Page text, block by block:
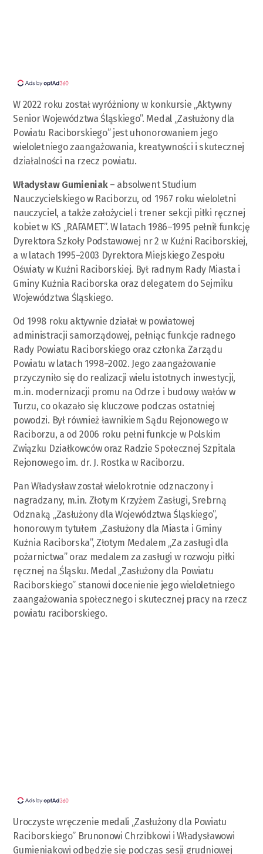
W 2022 roku został wyróżniony w konkursie „Aktywny
Senior Województwa Śląskiego”. Medal „Zasłużony dla
Powiatu Raciborskiego” jest uhonorowaniem jego
wieloletniego zaangażowania, kreatywności i skutecznej
działalności na rzecz powiatu.
Władysław Gumieniak– absolwent Studium
Nauczycielskiego w Raciborzu, od 1967 roku wieloletni
nauczyciel, a także założyciel i trener sekcji piłki ręcznej
kobiet w KS „RAFAMET”. W latach 1986–1995 pełnił funkcję
Dyrektora Szkoły Podstawowej nr 2 w Kuźni Raciborskiej,
a w latach 1995–2003 Dyrektora Miejskiego Zespołu
Oświaty w Kuźni Raciborskiej. Był radnym Rady Miasta i
Gminy Kuźnia Raciborska oraz delegatem do Sejmiku
Województwa Śląskiego.
Od 1998 roku aktywnie działał w powiatowej
administracji samorządowej, pełniąc funkcje radnego
Rady Powiatu Raciborskiego oraz członka Zarządu
Powiatu w latach 1998–2002. Jego zaangażowanie
przyczyniło się do realizacji wielu istotnych inwestycji,
m.in. modernizacji promu na Odrze i budowy wałów w
Turzu, co okazało się kluczowe podczas ostatniej
powodzi. Był również ławnikiem Sądu Rejonowego w
Raciborzu, a od 2006 roku pełni funkcje w Polskim
Związku Działkowców oraz Radzie Społecznej Szpitala
Rejonowego im. dr. J. Rostka w Raciborzu.
Pan Władysław został wielokrotnie odznaczony i
nagradzany, m.in. Złotym Krzyżem Zasługi, Srebrną
Odznaką „Zasłużony dla Województwa Śląskiego”,
honorowym tytułem „Zasłużony dla Miasta i Gminy
Kuźnia Raciborska”, Złotym Medalem „Za zasługi dla
pożarnictwa” oraz medalem za zasługi w rozwoju piłki
ręcznej na Śląsku. Medal „Zasłużony dla Powiatu
Raciborskiego” stanowi docenienie jego wieloletniego
zaangażowania społecznego i skutecznej pracy na rzecz
powiatu raciborskiego.
Uroczyste wręczenie medali „Zasłużony dla Powiatu
Raciborskiego” Brunonowi Chrzibkowi i Władysławowi
Gumieniakowi odbędzie się podczas sesji grudniowej